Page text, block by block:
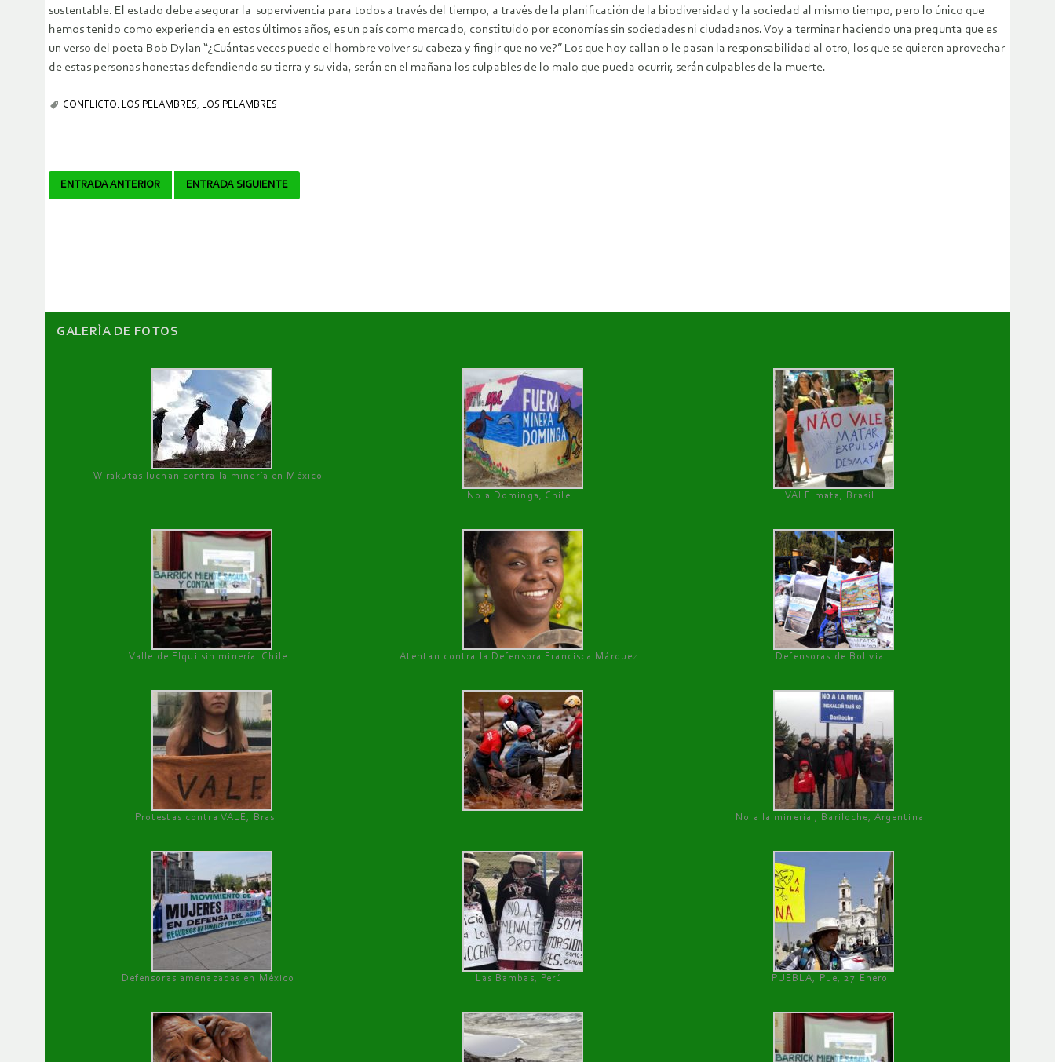
sustentable. El estado debe asegurar la supervivencia para todos a través del tiempo, a través de la planificación de la biodiversidad y la sociedad al mismo tiempo, pero lo único que
hemos tenido como experiencia en estos últimos años, es un país como mercado, constituido por economías sin sociedades ni ciudadanos. Voy a terminar haciendo una pregunta que es
un verso del poeta Bob Dylan “¿Cuántas veces puede el hombre volver su cabeza y fingir que no ve?” Los que hoy callan o le pasan la responsabilidad al otro, los que se quieren aprovechar
de estas personas honestas defendiendo su tierra y su vida, serán en el mañana los culpables de lo malo que pueda ocurrir, serán culpables de la muerte.
CONFLICTO: LOS PELAMBRES, LOS PELAMBRES
Navegador
ENTRADA ANTERIOR ENTRADA SIGUIENTE
GALERÌA DE FOTOS
Wirakutas luchan contra la minería en México
No a Dominga, Chile
VALE mata, Brasil
Valle de Elqui sin minería. Chile Atentan contra la Defensora Francisca Márquez Defensoras de Bolivia
Protestas contra VALE, Brasil No a la minería , Bariloche, Argentina
Defensoras amenazadas en México Las Bambas, Perú PUEBLA, Pue, 27 Enero